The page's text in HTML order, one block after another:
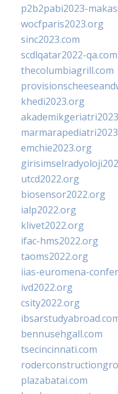
p2b2pabi2023-
wocfparis2023.org
sinc2023.com
scdlqatar2022-qa.com
thecolumbiagrill.com
khedi2023.org
emchie2023.org
utcd2022.org
biosensor2022.org
ialp2022.org
klivet2022.org
ifac-hms2022.org
taoms2022.org
iias-euromena-
ivd2022.org
csity2022.org
bennusehgall.com
tsecincinnati.com
plazabatai.com